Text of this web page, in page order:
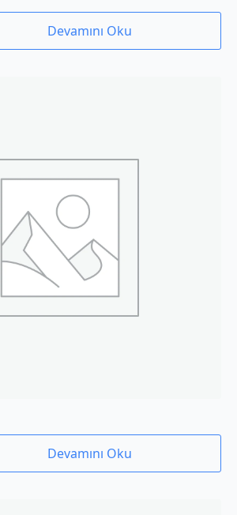
Devamını Oku
Devamını Oku